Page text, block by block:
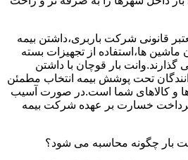
قانونی شرکت باربری،داشتن بیمه
ماشین ها،استفاده از تجهیزات بسته
گذارند.وانت بار قوچان با داشتن
تحت پوشش بیمه انتخاب مطمئن
و کالاهای شما است.در صورت آسیب
پرداخت خسارت بر عهده شرکت بیمه
بار چگونه محاسبه می شود؟